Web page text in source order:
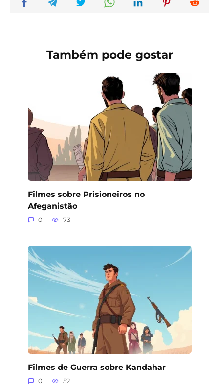
Também pode gostar
Filmes sobre Prisioneiros no
Afeganistão
0 73
Filmes de Guerra sobre Kandahar
0 52